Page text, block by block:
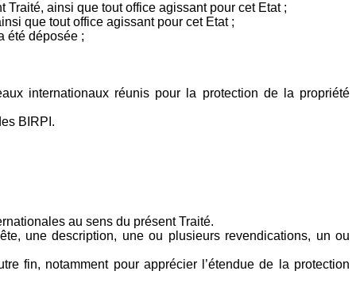
ainsi que tout office agissant pour cet Etat ;
que tout office agissant pour cet Etat ;
été déposée ;
internationaux réunis pour la protection de la propriété
BIRPI.
au sens du présent Traité.
une description, une ou plusieurs revendications, un ou
fin, notamment pour apprécier l’étendue de la protection